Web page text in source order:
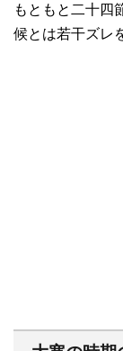
もともと二十四
候とは若干ズレ